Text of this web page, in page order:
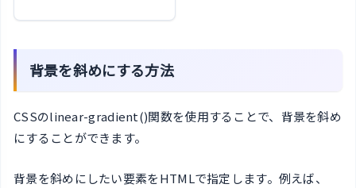
背景を斜めにする方法
CSSのlinear-gradient()関数を使用することで、背景を斜め
にすることができます。
背景を斜めにしたい要素をHTMLで指定します。例えば、